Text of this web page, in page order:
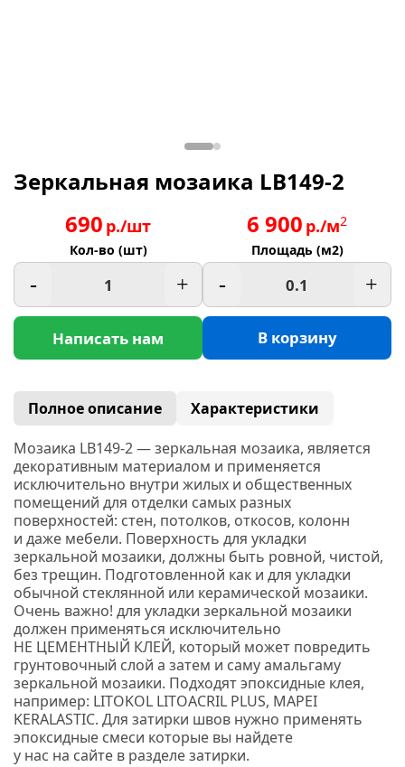
Зеркальная мозаика LB149-2
690 р./шт
Кол-во (шт)
- +
Написать нам
6 900 р./м2
Площадь (м2)
- +
В корзину
Полное описание
Характеристики
Мозаика LB149-2 —зеркальная мозаика, является
декоративным материалом и применяется
исключительно внутри жилых и общественных
помещений для отделки самых разных
поверхностей: стен, потолков, откосов, колонн
и даже мебели. Поверхность для укладки
зеркальной мозаики, должны быть ровной, чистой,
без трещин. Подготовленной как и для укладки
обычной стеклянной или керамической мозаики.
Очень важно! для укладки зеркальной мозаики
должен применяться исключительно
НЕ ЦЕМЕНТНЫЙ КЛЕЙ, который может повредить
грунтовочный слой а затем и саму амальгаму
зеркальной мозаики. Подходят эпоксидные клея,
например: LITOKOL LITOACRIL PLUS, MAPEI
KERALASTIC. Для затирки швов нужно применять
эпоксидные смеси которые вы найдете
у нас на сайте в разделе затирки.